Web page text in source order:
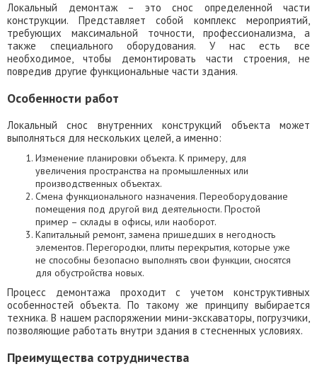
Локальный демонтаж – это снос определенной части
конструкции. Представляет собой комплекс мероприятий,
требующих максимальной точности, профессионализма, а
также специального оборудования. У нас есть все
необходимое, чтобы демонтировать части строения, не
повредив другие функциональные части здания.
Особенности работ
Локальный снос внутренних конструкций объекта может
выполняться для нескольких целей, а именно:
Изменение планировки объекта. К примеру, для
увеличения пространства на промышленных или
производственных объектах.
Смена функционального назначения. Переоборудование
помещения под другой вид деятельности. Простой
пример – склады в офисы, или наоборот.
Капитальный ремонт, замена пришедших в негодность
элементов. Перегородки, плиты перекрытия, которые уже
не способны безопасно выполнять свои функции, сносятся
для обустройства новых.
Процесс демонтажа проходит с учетом конструктивных
особенностей объекта. По такому же принципу выбирается
техника. В нашем распоряжении мини-экскаваторы, погрузчики,
позволяющие работать внутри здания в стесненных условиях.
Преимущества сотрудничества